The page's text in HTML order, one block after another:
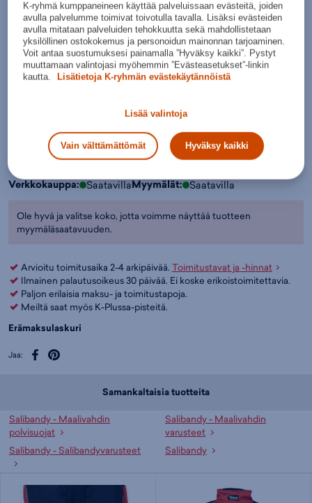
Musta
Valitse koko:
S
M L Kokotaulukko
Valintaopas näin valitset salibandymaalivahdin varusteet
Lisää ostoskoriin
Tarkista saatavuus ja nouda myymälästä
Verkkokauppa: SaatavillaMyymälät: Saatavilla
Ole hyvä ja valitse koko, jotta voimme näyttää tuotteen
myymäläsaatavuuden.
Arvioitu toimitusaika 2-4 arkipäivää. Toimitustavat ja -hinnat
Ilmainen palautusoikeus 30 päivää. Ei koske erikoistoimitettavia.
Paljon erilaisia maksu- ja toimitustapoja.
Meiltä saat myös K-Plussa-pisteitä.
Erämaksulaskuri
Jaa:
Samankaltaisia tuotteita
Salibandy - Maalivahdin
polvisuojat
Salibandy - Maalivahdin
varusteet
Salibandy - Salibandyvarusteet
Salibandy
K-ryhmä kumppaneineen käyttää palveluissaan evästeitä, joiden
avulla palvelumme toimivat toivotulla tavalla. Lisäksi evästeiden
avulla mitataan palveluiden tehokkuutta sekä mahdollistetaan
yksilöllinen ostokokemus ja personoidun mainonnan tarjoaminen.
Voit antaa suostumuksesi painamalla ”Hyväksy kaikki”. Pystyt
muuttamaan valintojasi myöhemmin ”Evästeasetukset”-linkin
kautta.
Lisätietoja K-ryhmän evästekäytännöistä
Lisää valintoja
Vain välttämättömät Hyväksy kaikki